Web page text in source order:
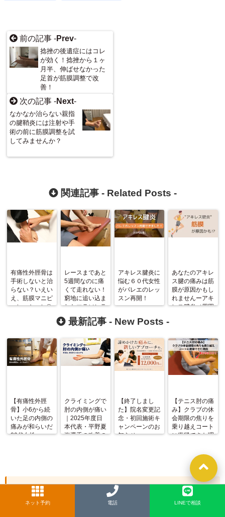
LINE
前の記事 -Prev-
捻挫の後遺症にはコレ
が効く！捻挫から１ヶ
月半、伸ばせなかった
足首が筋膜調整で改
善！
次の記事 -Next-
なかなか治らない親指
の腱鞘炎には注射や手
術の前に筋膜調整を試
してみませんか？
関連記事 - Related Posts -
有痛性外脛骨は
手術しないと治
らない？いえい
え、筋膜マニピ
ュレーション®
レースまであと
5週間なのに痛
くて走れない！
窮地に追い込ま
れたマラソンラ
ンナーのアキレ
ス腱炎は治るの
アキレス腱炎に
悩む６０代女性
がバレエのレッ
スン再開！
あなたのアキレ
ス腱の痛みは筋
膜が原因かもし
れませんーアキ
レス腱炎（周囲
最新記事 - New Posts -
【有痛性外脛
骨】小6から続
いた足の内側の
痛みが和らいだ
20代女性
クライミングで
肘の内側が痛い
｜2025年度日
本代表・平野夏
海選手の改善の
【終了しまし
た】院名変更記
念・初回施術キ
ャンペーンのお
知らせ
【テニス肘の痛
み】クラブの休
会期限の焦りを
乗り越えコート
に復帰できた理
新着記事一覧
ネット予約 電話 LINEで相談